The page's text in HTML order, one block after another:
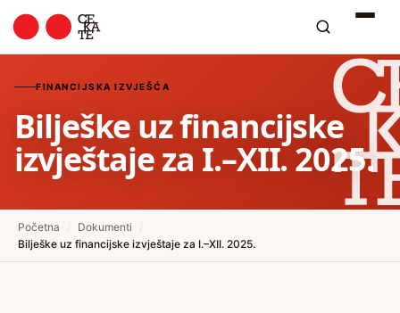
FINANCIJSKA IZVJEŠĆA
Bilješke uz financijske
izvještaje za I.–XII. 2025.
Početna Dokumenti
Bilješke uz financijske izvještaje za I.–XII. 2025.